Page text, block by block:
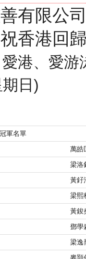
有限公
香港回
港、愛游
日)
軍名單
萬皓
梁洛
黃釨
梁熙
黃鋑
鄧學
梁逸